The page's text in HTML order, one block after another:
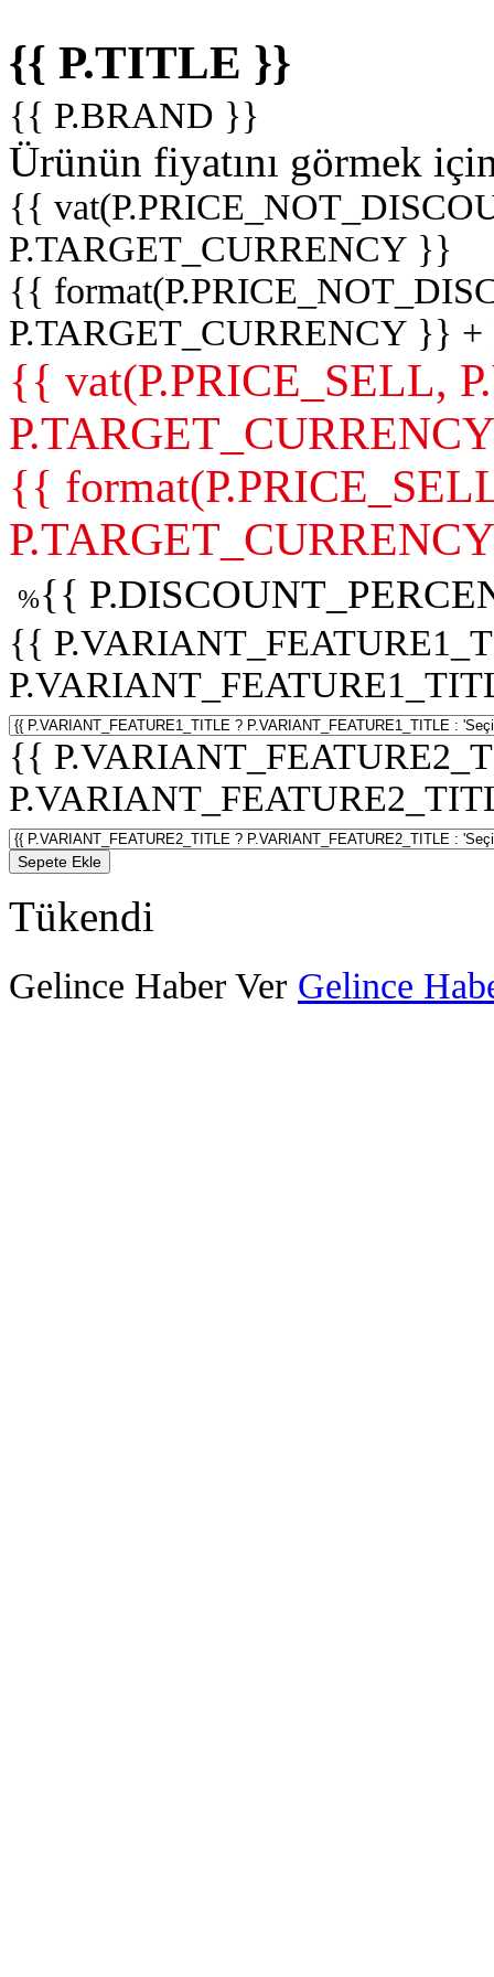
{{ P.TITLE }}
{{ P.BRAND }}
Ürünün fiyatını görmek
{{
P.TARGET_CURRENCY }}
{{
P.TARGET_CURRENCY }}
{{ vat(P.PRICE_SELL,
{{
%{{
{{
{{
Sepete Ekle
Tükendi
Gelince Haber Ver Gelince